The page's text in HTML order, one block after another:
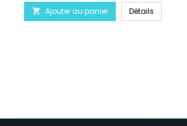
 Ajouter au panier Détails